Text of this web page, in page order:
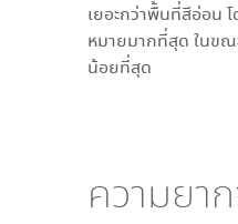
เยอะกว่าพื้นที่สีอ่อน
หมายมากที่สุด ในขณ
น้อยที่สุด
ความยา